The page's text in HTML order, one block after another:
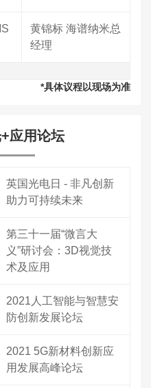
黄锦标 海谱纳米总
经理
*具体议程以现场为准
应用论坛
英国光电日 - 非凡创新
助力可持续未来
第三十一届“微言大
义”研讨会：3D视觉技
术及应用
2021人工智能与智慧安
防创新发展论坛
2021 5G新材料创新应
用发展高峰论坛